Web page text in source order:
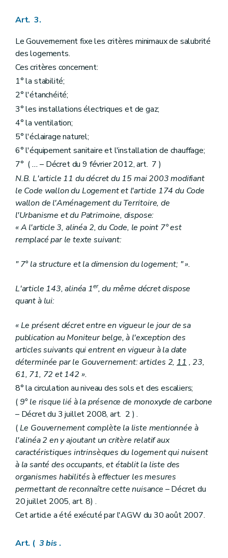
Art. 3.
Le Gouvernement fixe les critères minimaux de salubrité
des logements.
Ces critères concernent:
1° la stabilité;
2° l'étanchéité;
3° les installations électriques et de gaz;
4° la ventilation;
5° l'éclairage naturel;
6° l'équipement sanitaire et l'installation de chauffage;
7° (...– Décret du 9 février 2012, art. 7 )
N.B. L'article 11 du décret du 15 mai 2003 modifiant
le Code wallon du Logement et l'article 174 du Code
wallon de l'Aménagement du Territoire, de
l'Urbanisme et du Patrimoine, dispose:
« A l'article 3, alinéa 2, du Code, le point 7° est
remplacé par le texte suivant:
" 7° la structure et la dimension du logement; " ».
L'article 143, alinéa 1er, du même décret dispose
quant à lui:
« Le présent décret entre en vigueur le jour de sa
publication au Moniteur belge, à l'exception des
articles suivants qui entrent en vigueur à la date
déterminée par le Gouvernement: articles 2, 11 , 23,
61, 71, 72 et 142 ».
8° la circulation au niveau des sols et des escaliers;
(9° le risque lié à la présence de monoxyde de carbone
– Décret du 3 juillet 2008, art. 2 ) .
(Le Gouvernement complète la liste mentionnée à
l'alinéa 2 en y ajoutant un critère relatif aux
caractéristiques intrinsèques du logement qui nuisent
à la santé des occupants, et établit la liste des
organismes habilités à effectuer les mesures
permettant de reconnaître cette nuisance – Décret du
20 juillet 2005, art. 8) .
Cet article a été exécuté par l'AGW du 30 août 2007.
Art. ( 3bis .